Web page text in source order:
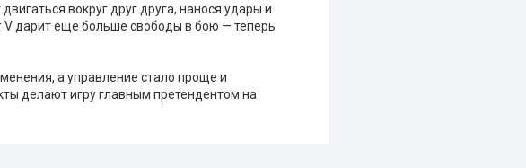
вокруг друг друга, нанося удары и
V дарит еще больше свободы в бою — теперь
а управление стало проще и
делают игру главным претендентом на